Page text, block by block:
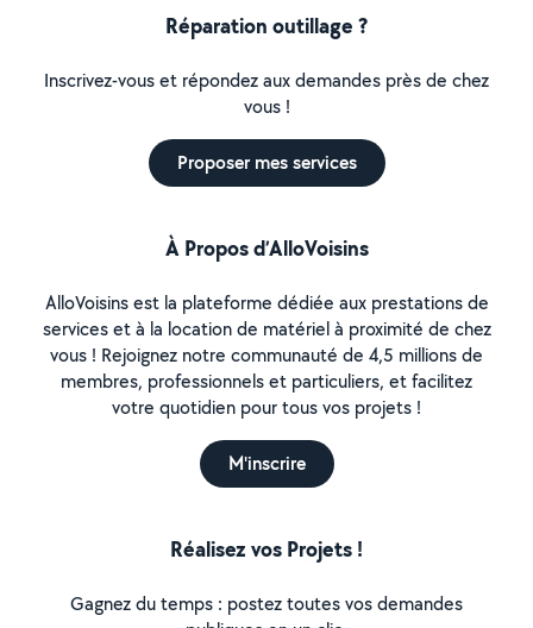
Réparation outillage ?
Inscrivez-vous et répondez aux demandes près de chez
vous !
Proposer mes services
À Propos d’AlloVoisins
AlloVoisins est la plateforme dédiée aux prestations de
services et à la location de matériel à proximité de chez
vous ! Rejoignez notre communauté de 4,5 millions de
membres, professionnels et particuliers, et facilitez
votre quotidien pour tous vos projets !
M'inscrire
Réalisez vos Projets !
Gagnez du temps : postez toutes vos demandes